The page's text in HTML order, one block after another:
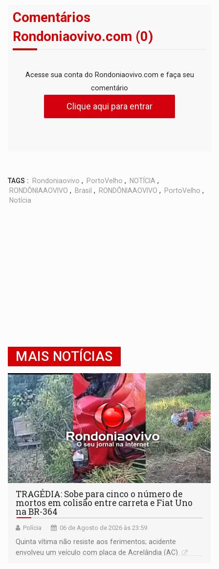
Comentários
Rondoniaovivo.com (0)
Acesse sua conta do Rondoniaovivo.com e faça seu
comentário
Clique aqui para entrar
TAGS : Rondoniaovivo , PortoVelho , NOTÍCIA ,
RONDÔNIAAOVIVO , Brasil , RONDÔNIAAOVIVO , PortoVelho ,
Notícia
MAIS NOTÍCIAS
TRAGÉDIA: Sobe para cinco o número de
mortos em colisão entre carreta e Fiat Uno
na BR-364
Polícia 06 de Agosto de 2026 às 23:59
Quinta vítima não resiste aos ferimentos; acidente
envolveu um veículo com placa de Acrelândia (AC)